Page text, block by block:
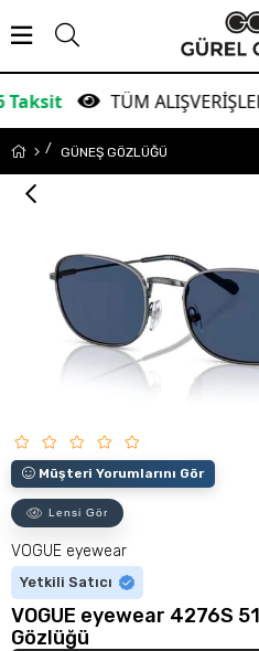
TÜM ALIŞVERİŞLERDE
GÜNEŞ GÖZLÜĞÜ
Müşteri Yorumlarını Gör
Lensi Gör
VOGUE eyewear
Yetkili Satıcı
VOGUE eyewear 4276S
Gözlüğü